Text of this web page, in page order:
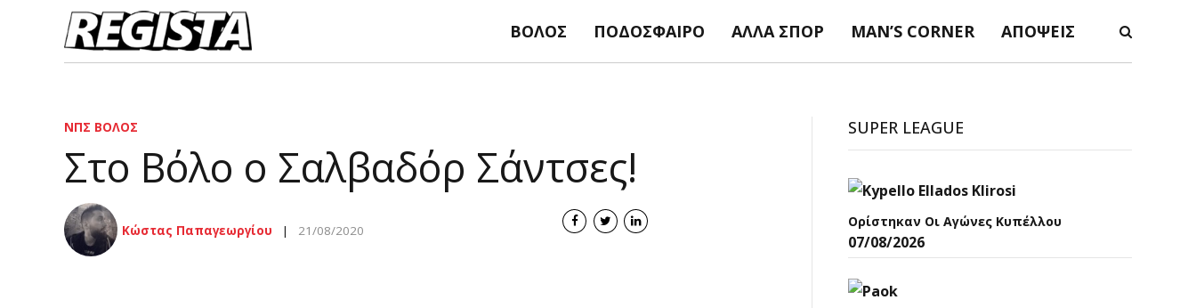
ΒΌΛΟΣ ΠΟΔΌΣΦΑΙΡΟ ΆΛΛΑ ΣΠΟΡ MAN’S CORNER ΑΠΌΨΕΙΣ
ΝΠΣ ΒΌΛΟΣ
Στο Βόλο ο Σαλβαδόρ Σάντσες!
Κώστας Παπαγεωργίου 21/08/2020
SUPER LEAGUE
Ορίστηκαν Οι Αγώνες Κυπέλλου
07/08/2026